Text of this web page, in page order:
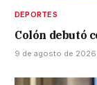
DEPORTES
Colón debutó
9 de agosto de 2026